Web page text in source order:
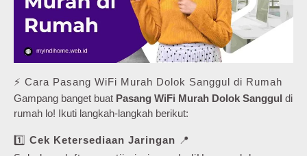
⚡ Cara Pasang WiFi Murah Dolok Sanggul di Rumah
Gampang banget buat Pasang WiFi Murah Dolok Sanggul di
rumah lo! Ikuti langkah-langkah berikut:
1️⃣ Cek Ketersediaan Jaringan 📍